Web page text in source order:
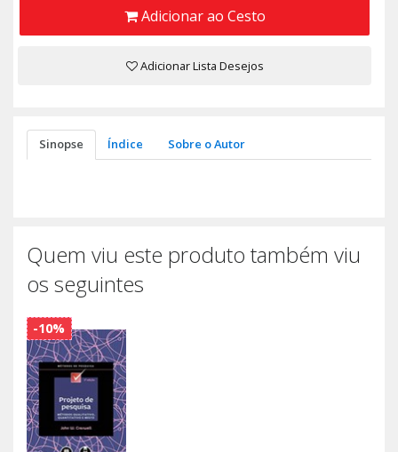
Adicionar ao Cesto
Adicionar Lista Desejos
Sinopse Índice Sobre o Autor
Quem viu este produto também viu
os seguintes
-10%